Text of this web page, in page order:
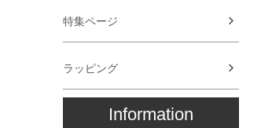
特集ページ
ラッピング
Information